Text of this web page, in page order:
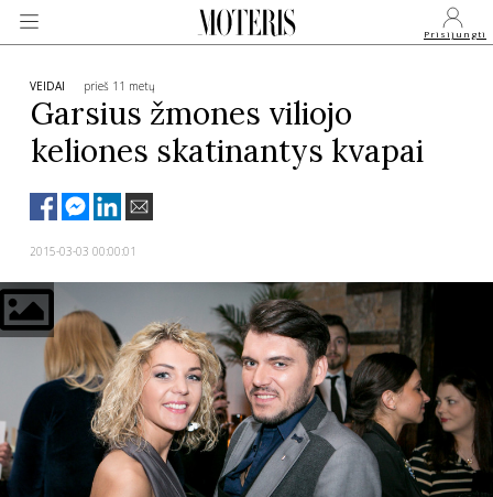
Prisijungti
VEIDAI
MONARCHIJA
MADA
GROŽIS
SVEIKATA
APIE MANE
VEIDAI prieš 11 metų
Garsius žmones viliojo
keliones skatinantys kvapai
2015-03-03 00:00:01